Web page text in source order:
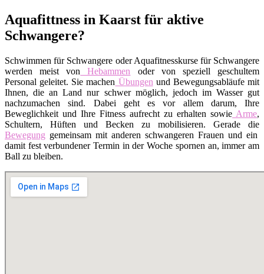
Aquafittness in Kaarst für aktive
Schwangere?
Schwimmen für Schwangere oder Aquafitnesskurse für Schwangere
werden meist von Hebammen oder von speziell geschultem
Personal geleitet. Sie machen Übungen und Bewegungsabläufe mit
Ihnen, die an Land nur schwer möglich, jedoch im Wasser gut
nachzumachen sind. Dabei geht es vor allem darum, Ihre
Beweglichkeit und Ihre Fitness aufrecht zu erhalten sowie Arme,
Schultern, Hüften und Becken zu mobilisieren. Gerade die
Bewegung gemeinsam mit anderen schwangeren Frauen und ein
damit fest verbundener Termin in der Woche spornen an, immer am
Ball zu bleiben.